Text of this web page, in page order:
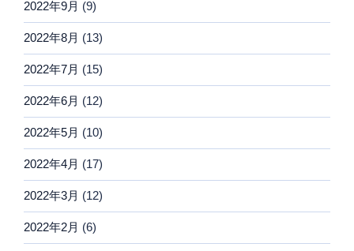
2022年9月 (9)
2022年8月 (13)
2022年7月 (15)
2022年6月 (12)
2022年5月 (10)
2022年4月 (17)
2022年3月 (12)
2022年2月 (6)